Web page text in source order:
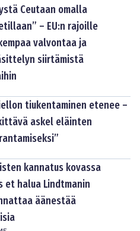
Ceutaan omalla
– EU:n rajoille
valvontaa ja
siirtämistä
tiukentaminen etenee –
askel eläinten
kannatus kovassa
et halua Lindtmanin
äänestää